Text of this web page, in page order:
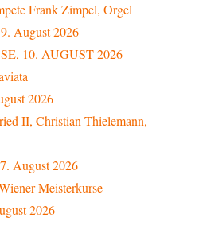
Frank Zimpel, Orgel
August 2026
10. AUGUST 2026
2026
II, Christian Thielemann,
August 2026
Meisterkurse
2026